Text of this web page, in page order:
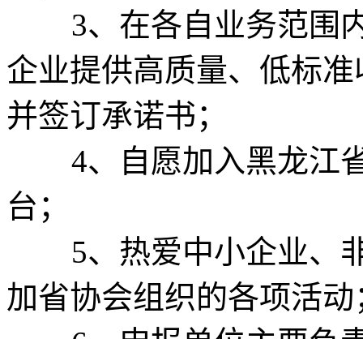
3、在各自业务范围内
企业提供高质量、低标
并签订承诺书；
4、自愿加入黑龙江省
台；
5、热爱中小企业、非
加省协会组织的各项活动